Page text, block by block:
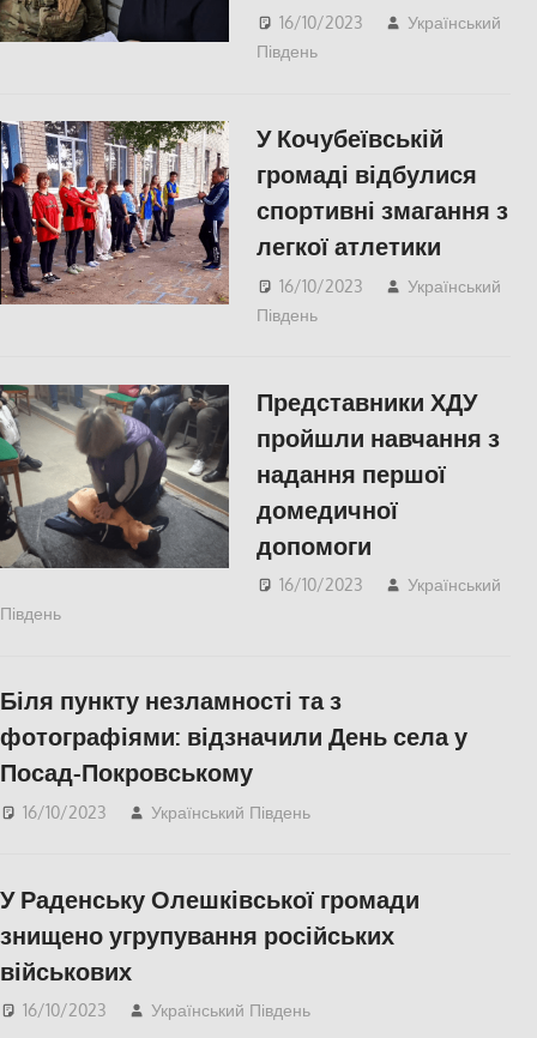
16/10/2023
Український
Південь
У Кочубеївській
громаді відбулися
спортивні змагання з
легкої атлетики
16/10/2023
Український
Південь
Представники ХДУ
пройшли навчання з
надання першої
домедичної
допомоги
16/10/2023
Український
Південь
Біля пункту незламності та з
фотографіями: відзначили День села у
Посад-Покровському
16/10/2023 Український Південь
У Раденську Олешківської громади
знищено угрупування російських
військових
16/10/2023 Український Південь